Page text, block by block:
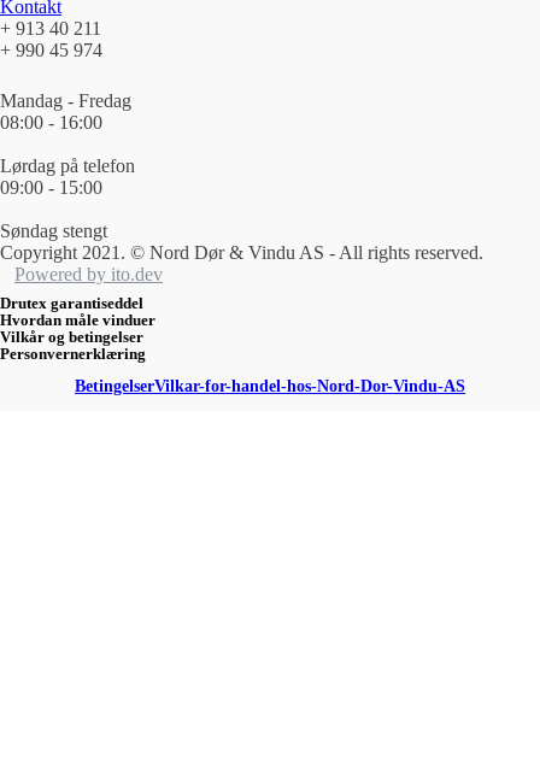
Kontakt
+ 913 40 211
+ 990 45 974
Mandag - Fredag
08:00 - 16:00
Lørdag på telefon
09:00 - 15:00
Søndag stengt
Copyright 2021. © Nord Dør & Vindu AS - All rights reserved.
Powered by ito.dev
Drutex garantiseddel
Hvordan måle vinduer
Vilkår og betingelser
Personvernerklæring
BetingelserVilkar-for-handel-hos-Nord-Dor-Vindu-AS